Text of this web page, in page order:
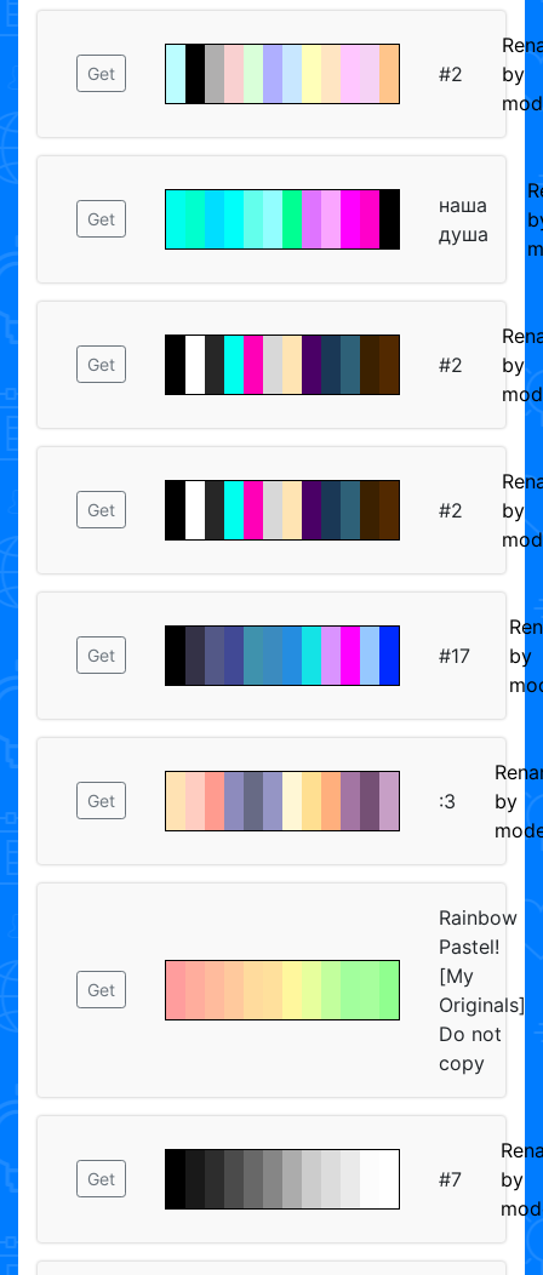
Get #2
by
Get
наша
душа
Get #2
by
Get #2
by
Get #17
by
Get :3
by
Get
Rainbow
Pastel!
[My
Originals]
Do not
copy
Get #7
by